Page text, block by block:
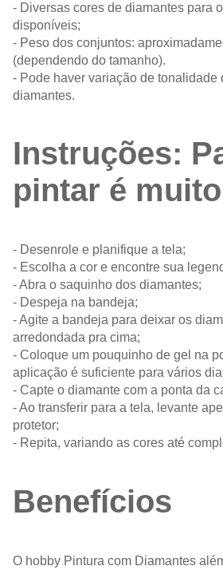
- Diversas cores de diamantes para
disponíveis;
- Peso dos conjuntos:
(dependendo do tamanho).
- Pode haver variação de tonalidade
diamantes.
Instruções:
pintar é
- Desenrole e planifique a tela;
- Escolha a cor e encontre sua
- Abra o saquinho dos diamantes;
- Despeja na bandeja;
- Agite a bandeja para deixar os
arredondada pra cima;
- Coloque um pouquinho de gel na
aplicação é suficiente para vários
- Capte o diamante com a ponta da
- Ao transferir para a tela, levante
protetor;
- Repita, variando as cores até
Benefícios
O hobby Pintura com Diamantes